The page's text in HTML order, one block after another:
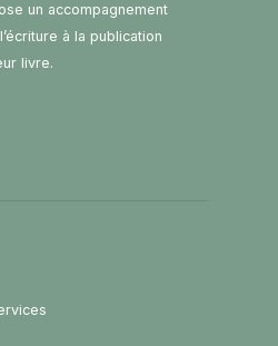
un accompagnement
à la publication
livre.